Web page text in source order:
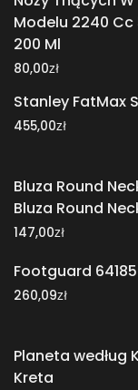
Modelu 2240
200 Ml
80,00zł
Stanley FatMax
455,00zł
Bluza Round
Bluza Round
147,00zł
Footguard
260,09zł
Planeta według
Kreta